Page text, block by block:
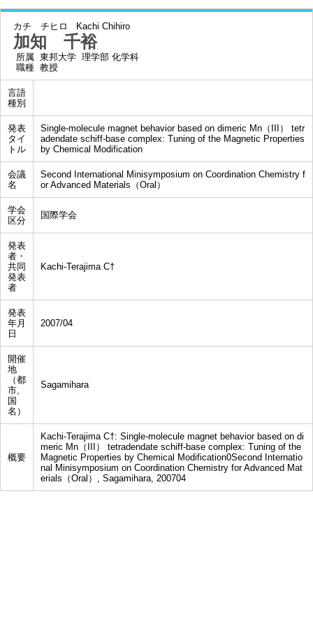
カチ チヒロ Kachi Chihiro
加知 千裕
所属 東邦大学 理学部 化学科
職種 教授
言語
種別
発表
タイ
トル
Single-molecule magnet behavior based on dimeric Mn（III） tetr
adendate schiff-base complex: Tuning of the Magnetic Properties
by Chemical Modification
会議
名
Second International Minisymposium on Coordination Chemistry f
or Advanced Materials（Oral）
学会
区分
国際学会
発表
者・
共同
発表
者
Kachi-Terajima C†
発表
年月
日
2007/04
開催
地
（都
市,
国
名）
Sagamihara
概要
Kachi-Terajima C†: Single-molecule magnet behavior based on di
meric Mn（III） tetradendate schiff-base complex: Tuning of the
Magnetic Properties by Chemical Modification0Second Internatio
nal Minisymposium on Coordination Chemistry for Advanced Mat
erials（Oral）, Sagamihara, 200704